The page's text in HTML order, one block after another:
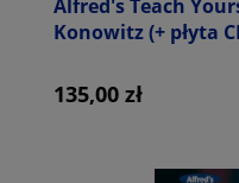
Alfred's Teach
Konowitz (+ płyta
135,00 zł